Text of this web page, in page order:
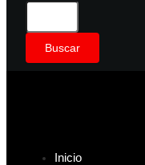
Buscar
Inicio